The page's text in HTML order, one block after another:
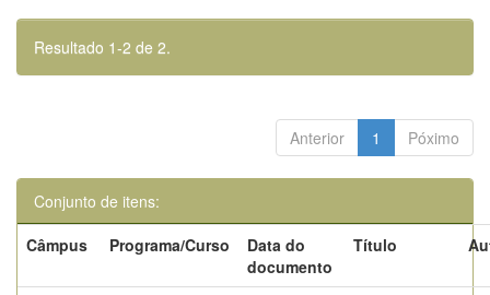
Resultado 1-2 de 2.
Anterior 1 Póximo
Conjunto de itens:
Câmpus
Programa/Curso
Data do
documento
Título